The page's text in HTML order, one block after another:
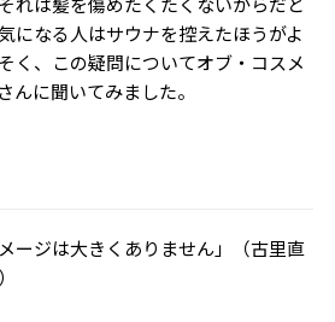
になる人はサウナを控えたほうがよ
く、この疑問についてオブ・コスメ
さんに聞いてみました。
ージは大きくありません」（古里直